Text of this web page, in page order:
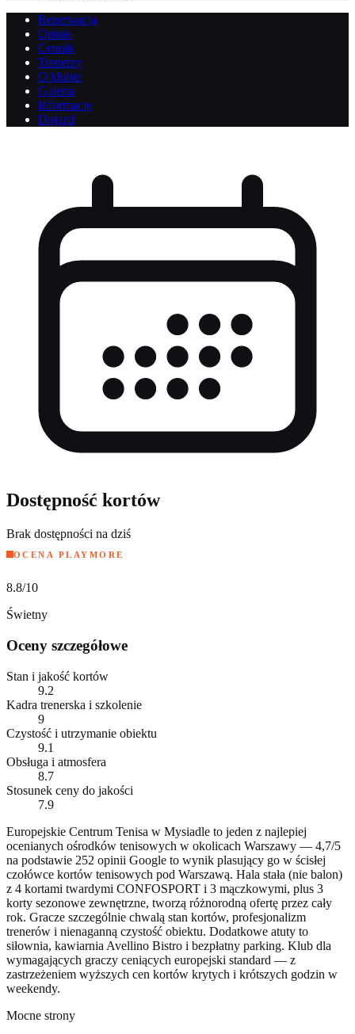
Rezerwacja
Opinie
Cennik
Trenerzy
O klubie
Galeria
Informacje
Dojazd
Dostępność kortów
Brak dostępności na dziś
OCENA PLAYMORE
8.8/10
Świetny
Oceny szczegółowe
Stan i jakość kortów
9.2
Kadra trenerska i szkolenie
9
Czystość i utrzymanie obiektu
9.1
Obsługa i atmosfera
8.7
Stosunek ceny do jakości
7.9
Europejskie Centrum Tenisa w Mysiadle to jeden z najlepiej
ocenianych ośrodków tenisowych w okolicach Warszawy — 4,7/5
na podstawie 252 opinii Google to wynik plasujący go w ścisłej
czołówce kortów tenisowych pod Warszawą. Hala stała (nie balon)
z 4 kortami twardymi CONFOSPORT i 3 mączkowymi, plus 3
korty sezonowe zewnętrzne, tworzą różnorodną ofertę przez cały
rok. Gracze szczególnie chwalą stan kortów, profesjonalizm
trenerów i nienaganną czystość obiektu. Dodatkowe atuty to
siłownia, kawiarnia Avellino Bistro i bezpłatny parking. Klub dla
wymagających graczy ceniących europejski standard — z
zastrzeżeniem wyższych cen kortów krytych i krótszych godzin w
weekendy.
Mocne strony